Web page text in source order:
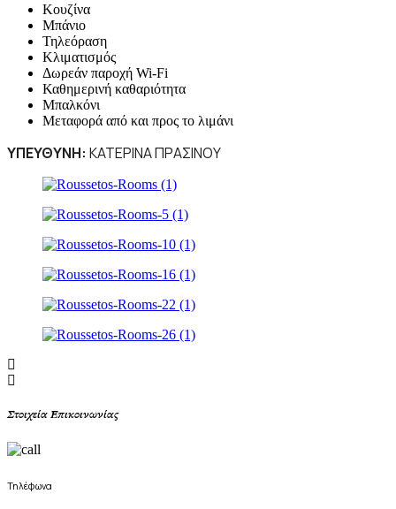
Κουζίνα
Μπάνιο
Τηλεόραση
Κλιματισμός
Δωρεάν παροχή Wi-Fi
Καθημερινή καθαριότητα
Μπαλκόνι
Μεταφορά από και προς το λιμάνι
ΥΠΕΥΘΥΝΗ: ΚΑΤΕΡΙΝΑ ΠΡΑΣΙΝΟΥ
Στοιχεία Επικοινωνίας
Τηλέφωνα